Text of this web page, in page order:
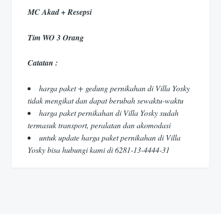
MC Akad + Resepsi
Tim WO 3 Orang
Catatan :
harga paket + gedung pernikahan di Villa Yosky
tidak mengikat dan dapat berubah sewaktu-waktu
harga paket pernikahan di Villa Yosky sudah
termasuk transport, peralatan dan akomodasi
untuk update harga paket pernikahan di Villa
Yosky bisa hubungi kami di 6281-13-4444-31